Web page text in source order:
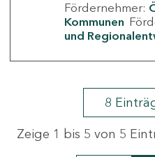
Fördernehmer:
Kommunen
und
8
Zeige 1 bis 5 von 5